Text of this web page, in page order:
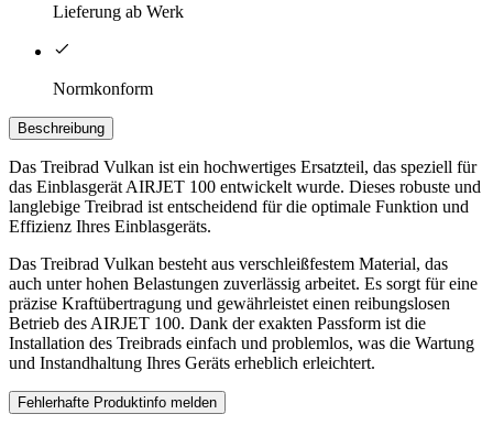
Lieferung ab Werk
Normkonform
Beschreibung
Das Treibrad Vulkan ist ein hochwertiges Ersatzteil, das speziell für
das Einblasgerät AIRJET 100 entwickelt wurde. Dieses robuste und
langlebige Treibrad ist entscheidend für die optimale Funktion und
Effizienz Ihres Einblasgeräts.
Das Treibrad Vulkan besteht aus verschleißfestem Material, das
auch unter hohen Belastungen zuverlässig arbeitet. Es sorgt für eine
präzise Kraftübertragung und gewährleistet einen reibungslosen
Betrieb des AIRJET 100. Dank der exakten Passform ist die
Installation des Treibrads einfach und problemlos, was die Wartung
und Instandhaltung Ihres Geräts erheblich erleichtert.
Fehlerhafte Produktinfo melden